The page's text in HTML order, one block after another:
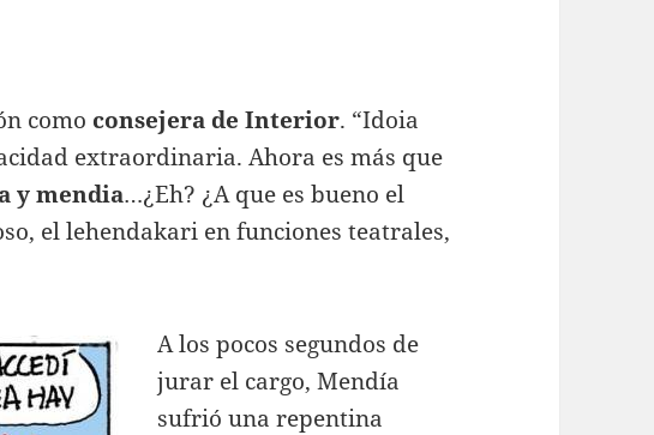
como consejera de Interior. “Idoia
extraordinaria. Ahora es más que
y mendia…¿Eh? ¿A que es bueno el
el lehendakari en funciones teatrales,
A los pocos segundos de
jurar el cargo, Mendía
sufrió una repentina